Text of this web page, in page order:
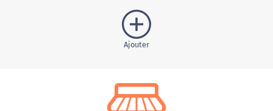
Ajouter